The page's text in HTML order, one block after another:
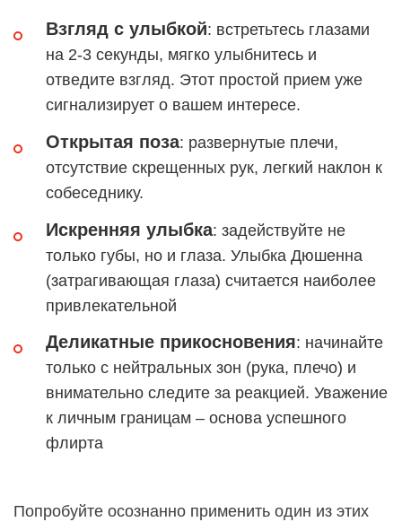
Взгляд с улыбкой: встретьтесь глазами
на 2-3 секунды, мягко улыбнитесь и
отведите взгляд. Этот простой прием уже
сигнализирует о вашем интересе.
Открытая поза: развернутые плечи,
отсутствие скрещенных рук, легкий наклон к
собеседнику.
Искренняя улыбка: задействуйте не
только губы, но и глаза. Улыбка Дюшенна
(затрагивающая глаза) считается наиболее
привлекательной
Деликатные прикосновения: начинайте
только с нейтральных зон (рука, плечо) и
внимательно следите за реакцией. Уважение
к личным границам – основа успешного
флирта
Попробуйте осознанно применить один из этих